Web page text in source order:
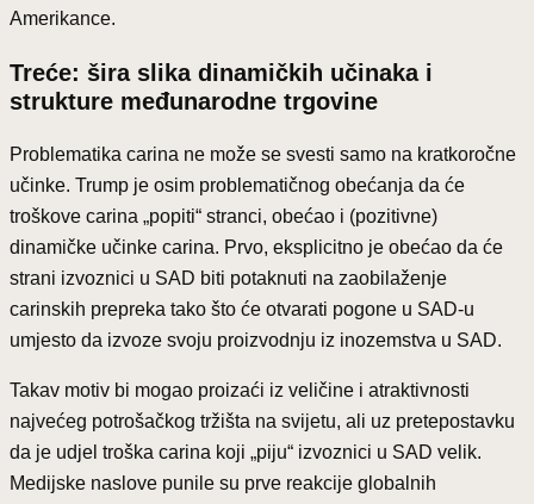
Amerikance.
Treće: šira slika dinamičkih učinaka i
strukture međunarodne trgovine
Problematika carina ne može se svesti samo na kratkoročne
učinke. Trump je osim problematičnog obećanja da će
troškove carina „popiti“ stranci, obećao i (pozitivne)
dinamičke učinke carina. Prvo, eksplicitno je obećao da će
strani izvoznici u SAD biti potaknuti na zaobilaženje
carinskih prepreka tako što će otvarati pogone u SAD-u
umjesto da izvoze svoju proizvodnju iz inozemstva u SAD.
Takav motiv bi mogao proizaći iz veličine i atraktivnosti
najvećeg potrošačkog tržišta na svijetu, ali uz pretepostavku
da je udjel troška carina koji „piju“ izvoznici u SAD velik.
Medijske naslove punile su prve reakcije globalnih